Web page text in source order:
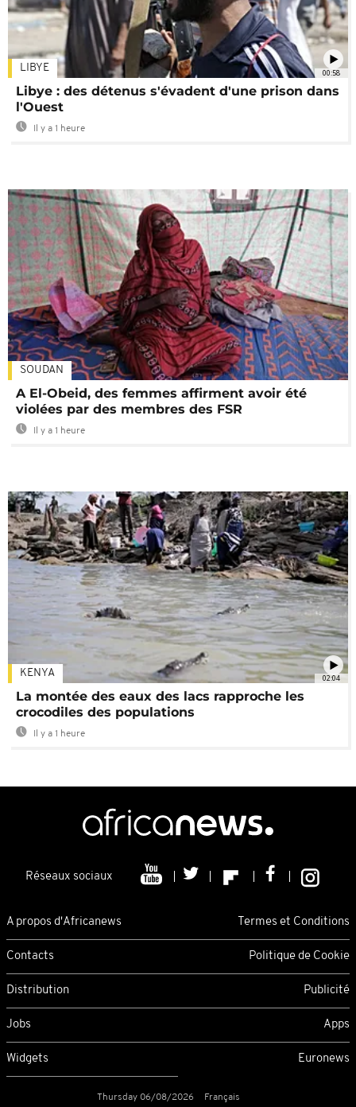
00:58
LIBYE
Libye : des détenus s'évadent d'une prison dans
l'Ouest
Il y a 1 heure
SOUDAN
A El-Obeid, des femmes affirment avoir été
violées par des membres des FSR
Il y a 1 heure
02:04
KENYA
La montée des eaux des lacs rapproche les
crocodiles des populations
Il y a 1 heure
Réseaux sociaux
A propos d'Africanews Termes et Conditions
Contacts Politique de Cookie
Distribution Publicité
Jobs Apps
Widgets Euronews
Thursday 06/08/2026